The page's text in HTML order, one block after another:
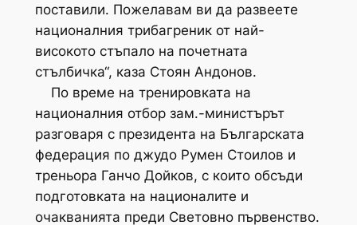
поставили. Пожелавам ви да развеете
националния трибагреник от най-
високото стъпало на почетната
стълбичка“, каза Стоян Андонов.
По време на тренировката на
националния отбор зам.-министърът
разговаря с президента на Българската
федерация по джудо Румен Стоилов и
треньора Ганчо Дойков, с които обсъди
подготовката на националите и
очакванията преди Световно първенство.